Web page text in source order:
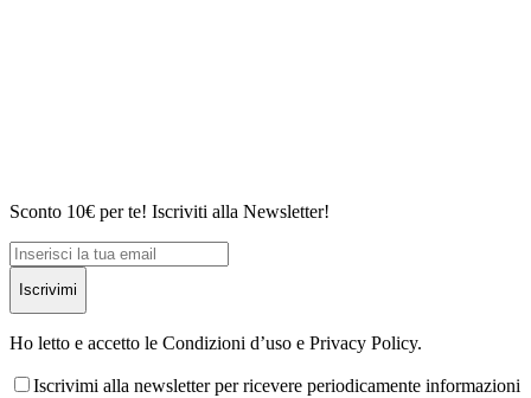
Sconto 10€ per te! Iscriviti alla Newsletter!
Iscrivimi
Ho letto e accetto le Condizioni d’uso e Privacy Policy.
Iscrivimi alla newsletter per ricevere periodicamente informazioni